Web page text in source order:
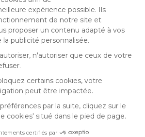
| Tous droits réservés |
ITALIE
NEDERLAND
SUISSE
jours (à compter de la réception ou du
pour effectuer un retour de produits et